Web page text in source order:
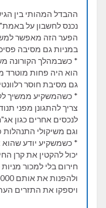
ההבדל המהותי בין
נכנס לחשבון על
הפער הזה מאפשר
במניות גם מסיבה
* כשבמהלך הקורונה
הוא היה פחות מוטרד מירידה של כ-
גם מסיבת חוסר
* כשהמשקיע ממשיך
צריך להתגונן מפני
לנכסים אחרים כגון
וגם משיקולי התנהלות
חירום בלי למכור
ויספקו את התזרים